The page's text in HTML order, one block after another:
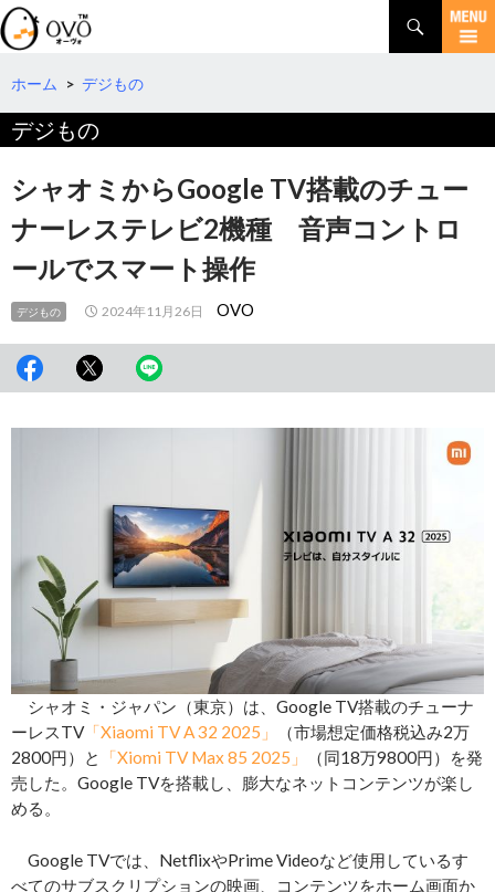
検
索
コ
テ
ツ
へ
ホーム > デジもの
デジもの
シャオミからGoogle TV搭載のチュー
ナーレステレビ2機種 音声コントロ
ールでスマート操作
デジもの 2024年11月26日 OVO
シャオミ・ジャパン（東京）は、Google TV搭載のチューナ
ーレスTV「Xiaomi TV A 32 2025」
（市場想定価格税込み2万
2800円）と
「Xiomi TV Max 85 2025」
（同18万9800円）を発
売した。Google TVを搭載し、膨大なネットコンテンツが楽し
める。
Google TVでは、NetflixやPrime Videoなど使用しているす
べてのサブスクリプションの映画、コンテンツをホーム画面か